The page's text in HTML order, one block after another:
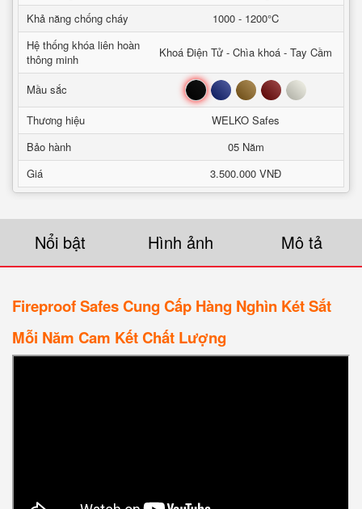
Khả năng chống cháy
1000 - 1200°C
Hệ thống khóa liên hoàn
thông minh
Khoá Điện Tử - Chìa khoá - Tay Cầm
Mầu sắc Đen Xanh Nâu Đỏ Trắng
Thương hiệu
WELKO Safes
Bảo hành
05 Năm
Giá
3.500.000 VNĐ
Nổi bật Hình ảnh Mô tả
Fireproof Safes Cung Cấp Hàng Nghìn Két Sắt
Mỗi Năm Cam Kết Chất Lượng